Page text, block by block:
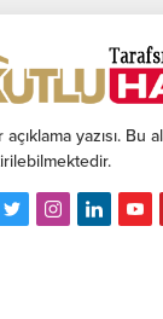
yazısı. Bu